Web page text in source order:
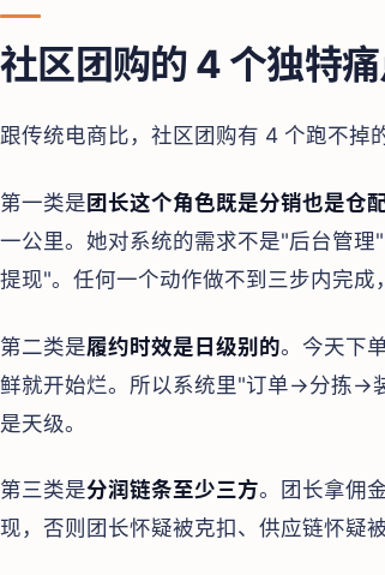
社区团购的 4 个独特
跟传统电商比，社区团购有 4 个跑不掉
第一类是团长这个角色既是分销也是仓
一公里。她对系统的需求不是"后台管理
提现"。任何一个动作做不到三步内完成
第二类是履约时效是日级别的。今天下
鲜就开始烂。所以系统里"订单→分拣→
是天级。
第三类是分润链条至少三方。团长拿佣
现，否则团长怀疑被克扣、供应链怀疑